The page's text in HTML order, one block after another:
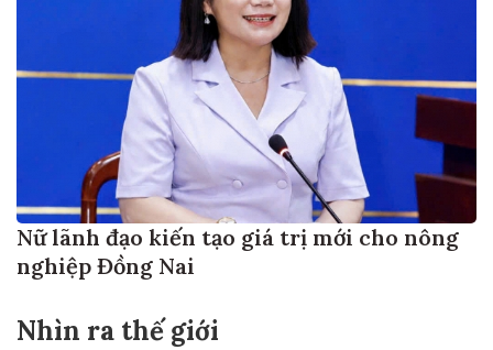
Nữ lãnh đạo kiến tạo giá trị mới cho nông
nghiệp Đồng Nai
Nhìn ra thế giới